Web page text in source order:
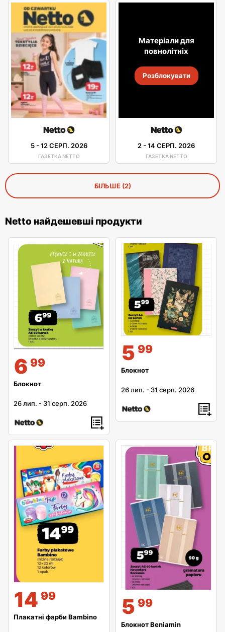
5-12 СЕРП. 2026
ГАЗЕТКА NETTO
Матеріали для
повнолітніх
Розблокувати
2-14 СЕРП. 2026
ГАЗЕТКА NETTO
БІЛЬШЕ (2)
Netto найдешевші продукти
6 99
Блокнот
26 лип. - 31 серп. 2026
5 99
Блокнот
26 лип. - 31 серп. 2026
14 99
Плакатні фарби Bambino 5 99
Блокнот Beniamin